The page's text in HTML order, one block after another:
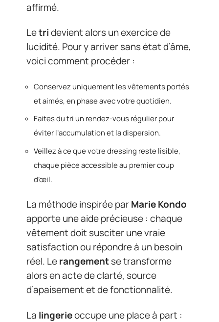
affirmé.
Letridevient alors un exercice de
lucidité. Pour y arriver sans état d’âme,
voici comment procéder :
Conservez uniquement les vêtements portés
et aimés, en phase avec votre quotidien.
Faites du tri un rendez-vous régulier pour
éviter l’accumulation et la dispersion.
Veillez à ce que votre dressing reste lisible,
chaque pièce accessible au premier coup
d’œil.
La méthode inspirée parMarie Kondo
apporte une aide précieuse : chaque
vêtement doit susciter une vraie
satisfaction ou répondre à un besoin
réel. Lerangementse transforme
alors en acte de clarté, source
d’apaisement et de fonctionnalité.
La lingerieoccupe une place à part :